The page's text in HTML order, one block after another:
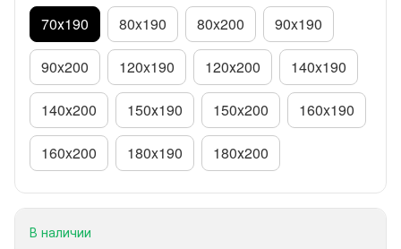
70х190 80x190 80x200 90x190
90x200 120x190 120х200 140x190
140х200 150х190 150x200 160x190
160x200 180x190 180х200
В наличии